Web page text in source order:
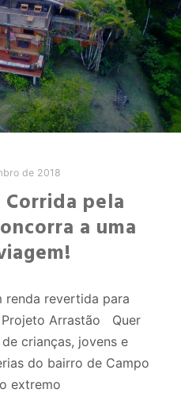
de 2018
pela
a uma
renda revertida para
Arrastão Quer
crianças, jovens e
do bairro de Campo
extremo